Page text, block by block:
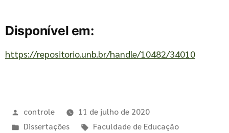
Disponível em:
https://repositorio.unb.br/handle/10482/34010
controle
11 de julho de 2020
Dissertações
Faculdade de Educação